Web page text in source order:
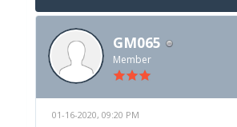
GM065
Member
01-16-2020, 09:20 PM